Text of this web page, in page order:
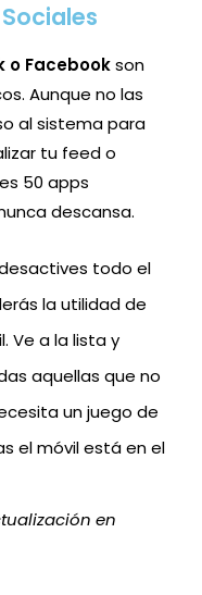
o Facebookson
Aunque no las
al sistema para
tu feed o
50 apps
descansa.
todo el
la utilidad de
Ve a la lista y
aquellas que no
un juego de
el móvil está en el
en